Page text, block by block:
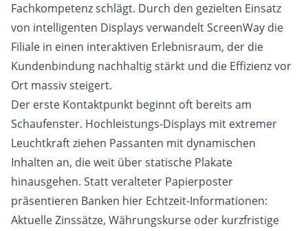
Fachkompetenz schlägt. Durch den gezielten Einsatz
von intelligenten Displays verwandelt ScreenWay die
Filiale in einen interaktiven Erlebnisraum, der die
Kundenbindung nachhaltig stärkt und die Effizienz vor
Ort massiv steigert.
Der erste Kontaktpunkt beginnt oft bereits am
Schaufenster. Hochleistungs-Displays mit extremer
Leuchtkraft ziehen Passanten mit dynamischen
Inhalten an, die weit über statische Plakate
hinausgehen. Statt veralteter Papierposter
präsentieren Banken hier Echtzeit-Informationen:
Aktuelle Zinssätze, Währungskurse oder kurzfristige